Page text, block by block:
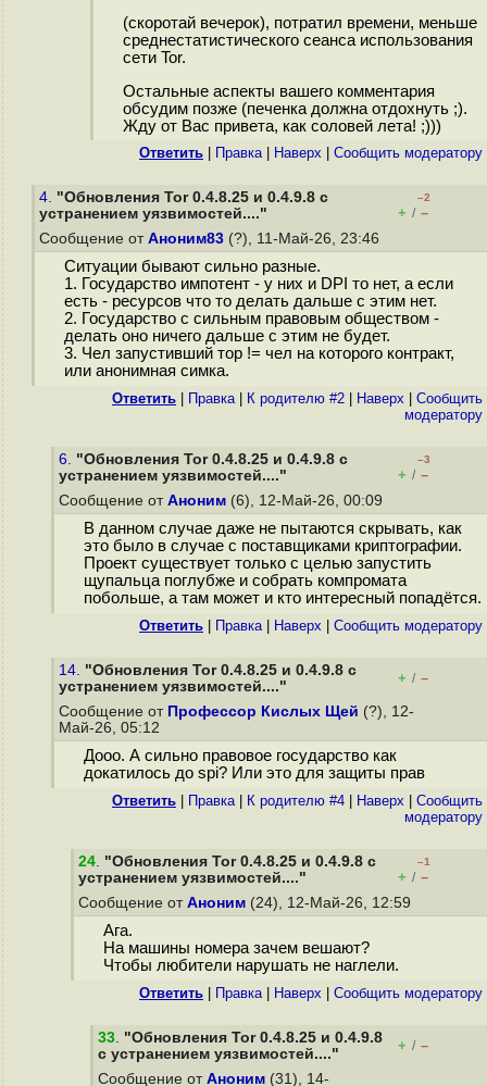
(скоротай вечерок), потратил времени, меньше
среднестатистического сеанса использования
сети Tor.
Остальные аспекты вашего комментария
обсудим позже (печенка должна отдохнуть ;).
Жду от Вас привета, как соловей лета! ;)))
Ответить Правка| Наверх Cообщить модератору
4. "Обновления Tor 0.4.8.25 и 0.4.9.8 с
устранением уязвимостей...."
–2
+ / –
Сообщение от Аноним83 (?), 11-Май-26, 23:46
Ситуации бывают сильно разные.
1. Государство импотент - у них и DPI то нет, а если
есть - ресурсов что то делать дальше с этим нет.
2. Государство с сильным правовым обществом -
делать оно ничего дальше с этим не будет.
3. Чел запустивший тор != чел на которого контракт,
или анонимная симка.
Ответить Правка| К родителю #2 Наверх
Cообщить
модератору
6. "Обновления Tor 0.4.8.25 и 0.4.9.8 с
устранением уязвимостей...."
–3
+ / –
Сообщение от Аноним (6), 12-Май-26, 00:09
В данном случае даже не пытаются скрывать, как
это было в случае с поставщиками криптографии.
Проект существует только с целью запустить
щупальца поглубже и собрать компромата
побольше, а там может и кто интересный попадётся.
Ответить Правка| Наверх Cообщить модератору
14. "Обновления Tor 0.4.8.25 и 0.4.9.8 с
устранением уязвимостей...."
+ / –
Сообщение от Профессор Кислых Щей (?), 12-
Май-26, 05:12
Дооо. А сильно правовое государство как
докатилось до spi? Или это для защиты прав
Ответить Правка| К родителю #4 Наверх
Cообщить
модератору
24. "Обновления Tor 0.4.8.25 и 0.4.9.8 с
устранением уязвимостей...."
–1
+ / –
Сообщение от Аноним (24), 12-Май-26, 12:59
Ага.
На машины номера зачем вешают?
Чтобы любители нарушать не наглели.
Ответить Правка| Наверх Cообщить модератору
33. "Обновления Tor 0.4.8.25 и 0.4.9.8
с устранением уязвимостей...."
+ / –
Сообщение от Аноним (31), 14-